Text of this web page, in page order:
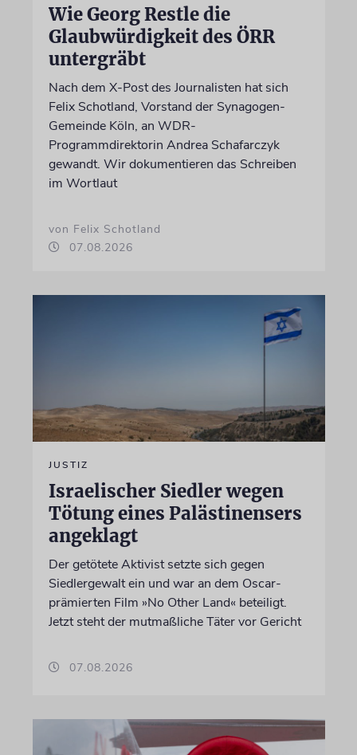
Wie Georg Restle die
Glaubwürdigkeit des ÖRR
untergräbt
Nach dem X-Post des Journalisten hat sich
Felix Schotland, Vorstand der Synagogen-
Gemeinde Köln, an WDR-
Programmdirektorin Andrea Schafarczyk
gewandt. Wir dokumentieren das Schreiben
im Wortlaut
von Felix Schotland
07.08.2026
JUSTIZ
Israelischer Siedler wegen
Tötung eines Palästinensers
angeklagt
Der getötete Aktivist setzte sich gegen
Siedlergewalt ein und war an dem Oscar-
prämierten Film »No Other Land« beteiligt.
Jetzt steht der mutmaßliche Täter vor Gericht
07.08.2026